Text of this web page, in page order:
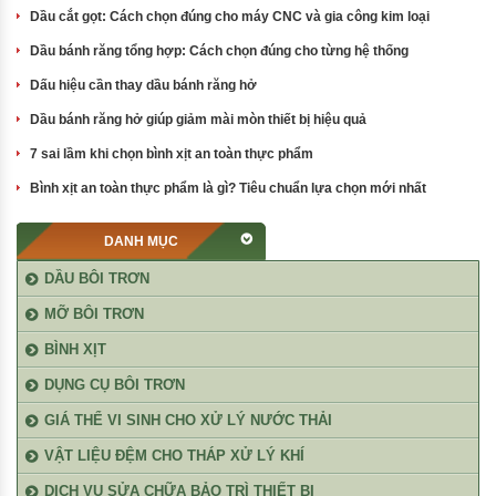
Dầu cắt gọt: Cách chọn đúng cho máy CNC và gia công kim loại
Dầu bánh răng tổng hợp: Cách chọn đúng cho từng hệ thống
Dấu hiệu cần thay dầu bánh răng hở
Dầu bánh răng hở giúp giảm mài mòn thiết bị hiệu quả
7 sai lầm khi chọn bình xịt an toàn thực phẩm
Bình xịt an toàn thực phẩm là gì? Tiêu chuẩn lựa chọn mới nhất
DANH MỤC
DẦU BÔI TRƠN
MỠ BÔI TRƠN
BÌNH XỊT
DỤNG CỤ BÔI TRƠN
GIÁ THỂ VI SINH CHO XỬ LÝ NƯỚC THẢI
VẬT LIỆU ĐỆM CHO THÁP XỬ LÝ KHÍ
DỊCH VỤ SỬA CHỮA BẢO TRÌ THIẾT BỊ